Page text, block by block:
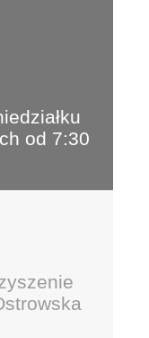
od 7:30